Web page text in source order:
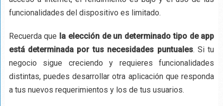
funcionalidades del dispositivo es limitado.
Recuerda que la elección de un determinado tipo de app
está determinada por tus necesidades puntuales. Si tu
negocio sigue creciendo y requieres funcionalidades
distintas, puedes desarrollar otra aplicación que responda
a tus nuevos requerimientos y los de tus usuarios.